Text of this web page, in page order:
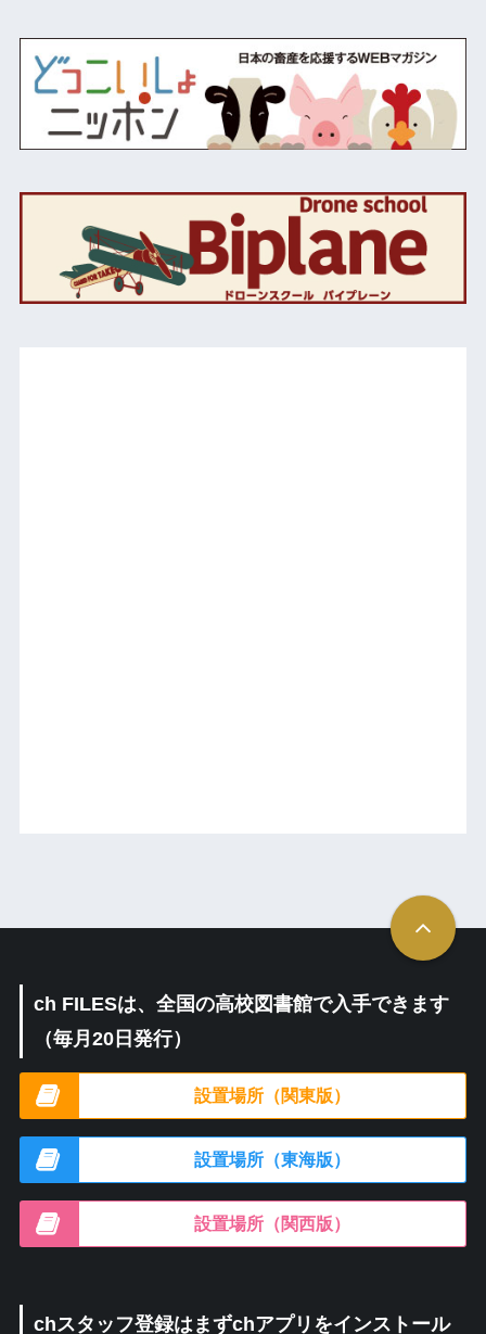
ch FILESは、全国の高校図書館で入手できます
（毎月20日発行）
設置場所（関東版）
設置場所（東海版）
設置場所（関西版）
chスタッフ登録はまずchアプリをインストール